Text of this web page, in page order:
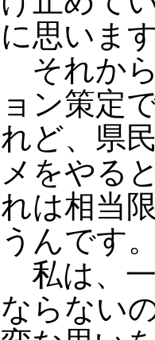
に思いま
それか
ョン策定
れど、県
メをやる
れは相当
うんです
私は、
ならない